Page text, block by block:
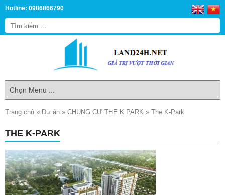
Hotline: 0986866790
Trang chủ » Dự án » CHUNG CƯ THE K PARK » The K-Park
THE K-PARK